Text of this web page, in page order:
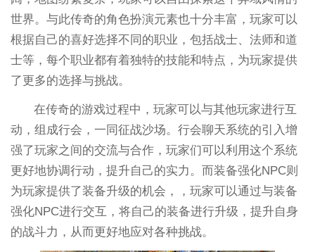
世界。与此传奇的角色扮演元素也十分丰富，玩家可以
根据自己的喜好选择不同的职业，包括战士、法师和道
士等，每个职业都有着独特的技能和特点，为玩家提供
了更多的选择与挑战。
在传奇的游戏过程中，玩家可以与其他玩家进行互
动，组成行会，一同征战沙场。行会聊天系统的引入增
强了玩家之间的交流与合作，玩家们可以利用这个系统
更好地协调行动，提升自己的实力。而装备强化NPC则
为玩家提供了装备升级的机会，，玩家可以通过与装备
强化NPC进行交互，将自己的装备进行升级，提升自身
的战斗力，从而更好地应对各种挑战。